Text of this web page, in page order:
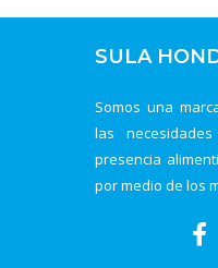
SULA
Somos una
las
presencia
por medio de los